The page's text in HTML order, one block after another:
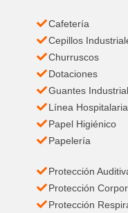
Cafetería
Cepillos
Churruscos
Dotaciones
Guantes
Línea Hospitalaria
Papel Higiénico
Papelería
Protección
Protección
Protección